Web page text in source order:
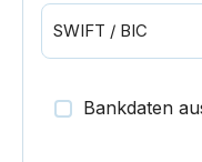
SWIFT / BIC
Bankdaten